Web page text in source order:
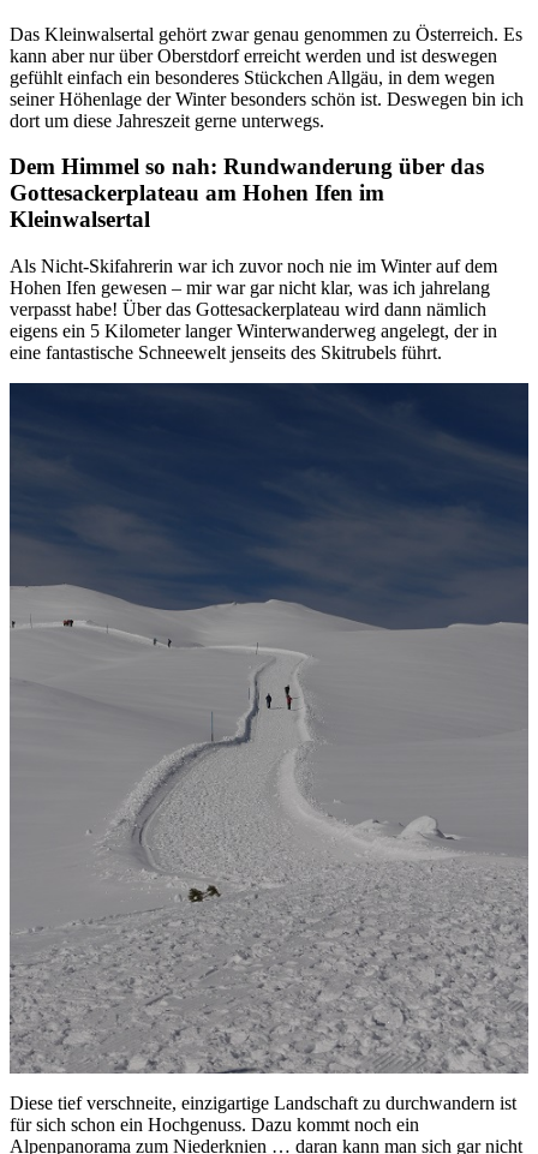
Das Kleinwalsertal gehört zwar genau genommen zu Österreich. Es
kann aber nur über Oberstdorf erreicht werden und ist deswegen
gefühlt einfach ein besonderes Stückchen Allgäu, in dem wegen
seiner Höhenlage der Winter besonders schön ist. Deswegen bin ich
dort um diese Jahreszeit gerne unterwegs.
Dem Himmel so nah: Rundwanderung über das
Gottesackerplateau am Hohen Ifen im
Kleinwalsertal
Als Nicht-Skifahrerin war ich zuvor noch nie im Winter auf dem
Hohen Ifen gewesen – mir war gar nicht klar, was ich jahrelang
verpasst habe! Über das Gottesackerplateau wird dann nämlich
eigens ein 5 Kilometer langer Winterwanderweg angelegt, der in
eine fantastische Schneewelt jenseits des Skitrubels führt.
Diese tief verschneite, einzigartige Landschaft zu durchwandern ist
für sich schon ein Hochgenuss. Dazu kommt noch ein
Alpenpanorama zum Niederknien … daran kann man sich gar nicht